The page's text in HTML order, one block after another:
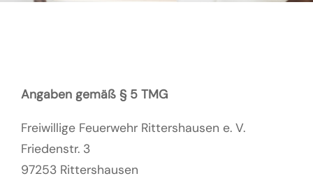
Angaben gemäß § 5 TMG
Freiwillige Feuerwehr Rittershausen e. V.
Friedenstr. 3
97253 Rittershausen